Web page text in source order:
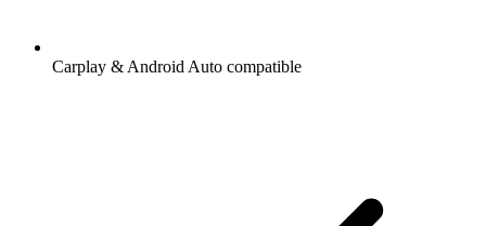
Carplay & Android Auto compatible